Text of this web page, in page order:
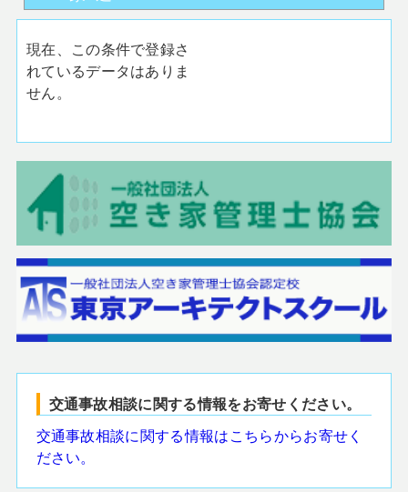
現在、この条件で登録さ
れているデータはありま
せん。
交通事故相談に関する情報をお寄せください。
交通事故相談に関する情報はこちらからお寄せく
ださい。